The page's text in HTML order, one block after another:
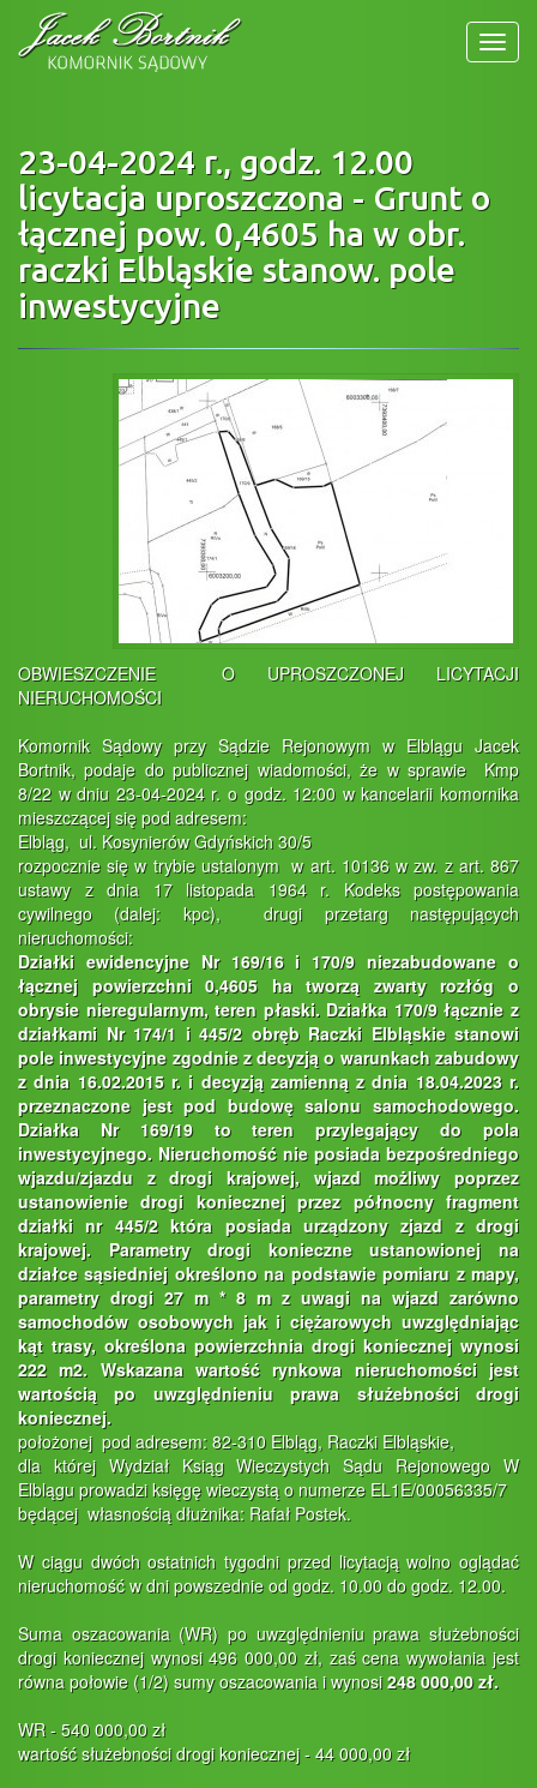
23-04-2024 r., godz. 12.00
licytacja uproszczona - Grunt o
łącznej pow. 0,4605 ha w obr.
raczki Elbląskie stanow. pole
inwestycyjne
OBWIESZCZENIE O UPROSZCZONEJ LICYTACJI
NIERUCHOMOŚCI
Komornik Sądowy przy Sądzie Rejonowym w Elblągu Jacek
Bortnik, podaje do publicznej wiadomości, że w sprawie Kmp
8/22 w dniu 23-04-2024 r. o godz. 12:00 w kancelarii komornika
mieszczącej się pod adresem:
Elbląg, ul. Kosynierów Gdyńskich 30/5
rozpocznie się w trybie ustalonym w art. 10136 w zw. z art. 867
ustawy z dnia 17 listopada 1964 r. Kodeks postępowania
cywilnego (dalej: kpc), drugi przetarg następujących
nieruchomości:
Działki ewidencyjne Nr 169/16 i 170/9 niezabudowane o
łącznej powierzchni 0,4605 ha tworzą zwarty rozłóg o
obrysie nieregularnym, teren płaski. Działka 170/9 łącznie z
działkami Nr 174/1 i 445/2 obręb Raczki Elbląskie stanowi
pole inwestycyjne zgodnie z decyzją o warunkach zabudowy
z dnia 16.02.2015 r. i decyzją zamienną z dnia 18.04.2023 r.
przeznaczone jest pod budowę salonu samochodowego.
Działka Nr 169/19 to teren przylegający do pola
inwestycyjnego. Nieruchomość nie posiada bezpośredniego
wjazdu/zjazdu z drogi krajowej, wjazd możliwy poprzez
ustanowienie drogi koniecznej przez północny fragment
działki nr 445/2 która posiada urządzony zjazd z drogi
krajowej. Parametry drogi konieczne ustanowionej na
działce sąsiedniej określono na podstawie pomiaru z mapy,
parametry drogi 27 m * 8 m z uwagi na wjazd zarówno
samochodów osobowych jak i ciężarowych uwzględniając
kąt trasy, określona powierzchnia drogi koniecznej wynosi
222 m2. Wskazana wartość rynkowa nieruchomości jest
wartością po uwzględnieniu prawa służebności drogi
koniecznej.
położonej pod adresem: 82-310 Elbląg, Raczki Elbląskie,
dla której Wydział Ksiąg Wieczystych Sądu Rejonowego W
Elblągu prowadzi księgę wieczystą o numerze EL1E/00056335/7
będącej własnością dłużnika: Rafał Postek.
W ciągu dwóch ostatnich tygodni przed licytacją wolno oglądać
nieruchomość w dni powszednie od godz. 10.00 do godz. 12.00.
Suma oszacowania (WR) po uwzględnieniu prawa służebności
drogi koniecznej wynosi 496 000,00 zł, zaś cena wywołania jest
równa połowie (1/2) sumy oszacowania i wynosi248 000,00 zł.
WR - 540 000,00 zł
wartość służebności drogi koniecznej - 44 000,00 zł